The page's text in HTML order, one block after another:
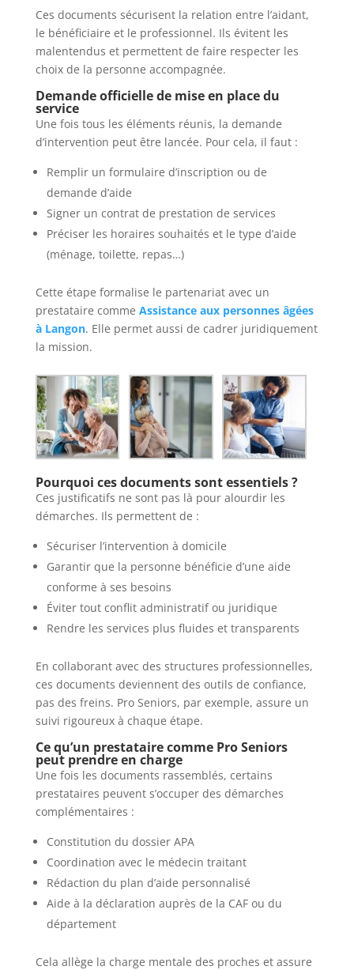
Ces documents sécurisent la relation entre l’aidant,
le bénéficiaire et le professionnel. Ils évitent les
malentendus et permettent de faire respecter les
choix de la personne accompagnée.
Demande officielle de mise en place du
service
Une fois tous les éléments réunis, la demande
d’intervention peut être lancée. Pour cela, il faut :
Remplir un formulaire d’inscription ou de
demande d’aide
Signer un contrat de prestation de services
Préciser les horaires souhaités et le type d’aide
(ménage, toilette, repas…)
Cette étape formalise le partenariat avec un
prestataire comme Assistance aux personnes âgées
à Langon. Elle permet aussi de cadrer juridiquement
la mission.
Pourquoi ces documents sont essentiels ?
Ces justificatifs ne sont pas là pour alourdir les
démarches. Ils permettent de :
Sécuriser l’intervention à domicile
Garantir que la personne bénéficie d’une aide
conforme à ses besoins
Éviter tout conflit administratif ou juridique
Rendre les services plus fluides et transparents
En collaborant avec des structures professionnelles,
ces documents deviennent des outils de confiance,
pas des freins. Pro Seniors, par exemple, assure un
suivi rigoureux à chaque étape.
Ce qu’un prestataire comme Pro Seniors
peut prendre en charge
Une fois les documents rassemblés, certains
prestataires peuvent s’occuper des démarches
complémentaires :
Constitution du dossier APA
Coordination avec le médecin traitant
Rédaction du plan d’aide personnalisé
Aide à la déclaration auprès de la CAF ou du
département
Cela allège la charge mentale des proches et assure